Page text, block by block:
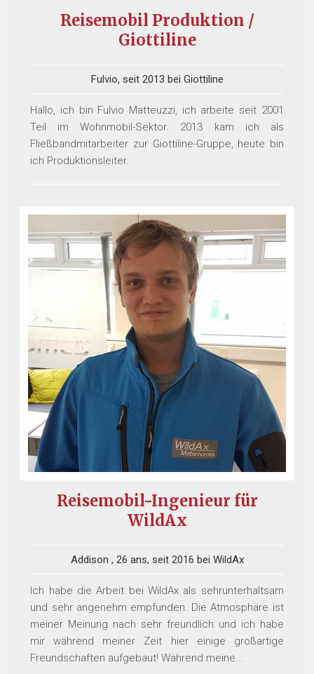
Reisemobil Produktion /
Giottiline
Fulvio, seit 2013 bei Giottiline
Hallo, ich bin Fulvio Matteuzzi, ich arbeite seit 2001
Teil im Wohnmobil-Sektor. 2013 kam ich als
Fließbandmitarbeiter zur Giottiline-Gruppe, heute bin
ich Produktionsleiter.
Reisemobil-Ingenieur für
WildAx
Addison , 26 ans, seit 2016 bei WildAx
Ich habe die Arbeit bei WildAx als sehrunterhaltsam
und sehr angenehm empfunden. Die Atmosphäre ist
meiner Meinung nach sehr freundlich und ich habe
mir während meiner Zeit hier einige großartige
Freundschaften aufgebaut! Während meine...